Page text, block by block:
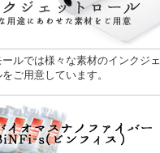
ルでは様々な素材のインクジェ
ご用意しています。